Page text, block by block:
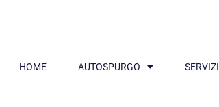
HOME AUTOSPURGO SERVIZI